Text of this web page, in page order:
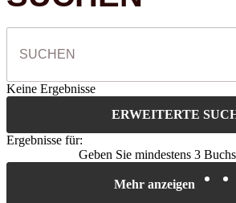
Keine Ergebnisse
ERWEITERTE
Ergebnisse für:
Geben Sie mindestens 3
Mehr anzeigen